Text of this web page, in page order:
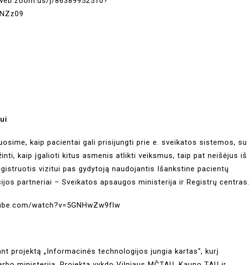
kaip pacientai gali prisijungti prie e. sveikatos sistemos, su
kaip įgalioti kitus asmenis atlikti veiksmus, taip pat neišėjus iš
vizitui pas gydytoją naudojantis Išankstine pacientų
partneriai – Sveikatos apsaugos ministerija ir Registrų centras.
watch?v=5GNHwZw9flw
projektą „Informacinės technologijos jungia kartas“, kurį